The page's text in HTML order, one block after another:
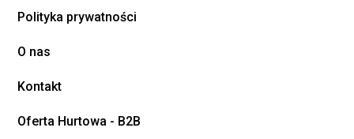
Polityka prywatności
O nas
Kontakt
Oferta Hurtowa - B2B